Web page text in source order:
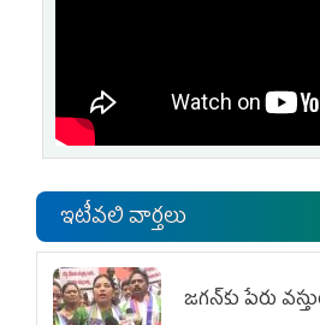
ఇటీవలి వార్తలు
జగన్‌కు పేరు